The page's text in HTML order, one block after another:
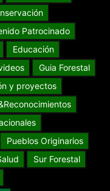
Patrocinado
Educación
Guia Forestal
y proyectos
Pueblos Originarios
Sur Forestal